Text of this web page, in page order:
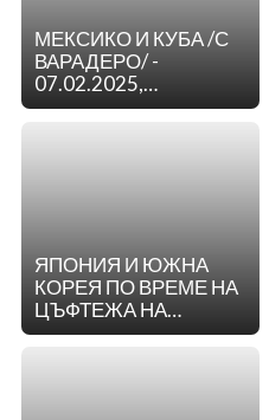
МЕКСИКО И КУБА /С
ВАРАДЕРО/ -
07.02.2025,
06.03.2025,
17.04.2025,
ЯПОНИЯ И ЮЖНА
КОРЕЯ ПО ВРЕМЕ НА
ЦЪФТЕЖА НА
ВИШНИТЕ